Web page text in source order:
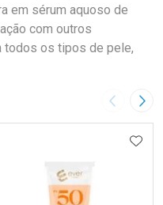
em sérum aquoso de
com outros
todos os tipos de pele,
Imagem
AOS FAVORITOS